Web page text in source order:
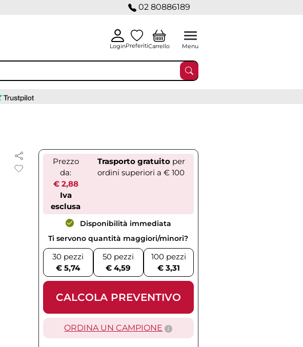
02 80886189
LoginPreferitiCarrello Menu
Prezzo
da:
€ 2,88
Iva
esclusa
Trasporto gratuitoper
ordini superiori a € 100
Disponibilità immediata
Ti servono quantità maggiori/minori?
30 pezzi
€ 5,74
50 pezzi
€ 4,59
100 pezzi
€ 3,31
CALCOLA PREVENTIVO
ORDINA UN CAMPIONE